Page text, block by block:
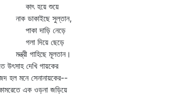
কাৎ হয়ে শুয়ে
নাক ডাকাইছে সুল্‌তান,
পাকা দাড়ি নেড়ে
গলা দিয়ে ছেড়ে
মন্ত্রী গাহিছে মূলতান।
উৎসাহ দেখি গায়কের
হল মনে সেনানায়কের--
এক ওড়না জড়িয়ে